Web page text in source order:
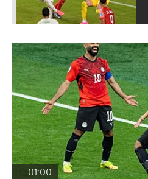
01:00